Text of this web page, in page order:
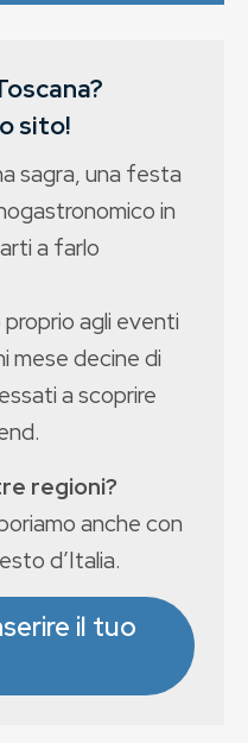
sito!
sagra, una festa
in
a farlo
agli eventi
mese decine di
a scoprire
regioni?
anche con
d’Italia.
il tuo